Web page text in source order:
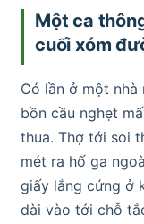
Một ca
cuối xóm
Có lần ở một nhà
bồn cầu nghẹt
thua. Thợ tới soi
mét ra hố ga
giấy lắng cứng ở
dài vào tới chỗ